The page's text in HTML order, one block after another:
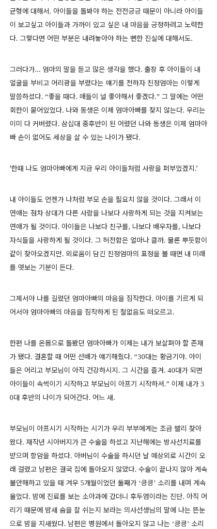
균형에 대해서. 아이들을 돌봐야 하는 전전긍긍 때문이 아니라 아이들
이 보고싶고 아이들과 가까이 있고 싶은 내 마음을 긍정하려고 노력한
다. 그렇다면 어떤 부분은 내려놓아야 하는 뻔한 진실에 대해서도.
그러다가... 엄마의 말을 듣고 많은 생각을 했다. 출장 후 아이들이 내
얼굴을 부비고 어리광을 부렸다는 얘기를 전하자 친정엄마는 이렇게
말씀하셨다. “좋을 때다. 애들이 널 좋아해서 좋겠다.” 그 말에는 어떤
회한이 묻어있었다. 나와 동생은 이제 엄마아빠를 찾지 않는다. 우리는
이미 다 커버렸다. 삼십대 중후반이 된 어렸던 나와 동생은 이제 엄마아
빠 손이 없어도 세상을 살 수 있는 나이가 됐다.
'한때 나도 엄마아빠에게 지금 우리 아이들처럼 사랑을 퍼부었겠지.'
내 아이들도 언젠가 나처럼 부모 손을 필요치 않을 것이다. 그래서 이
연애는 점차 상대가 다른 사람을 나보다 사랑하게 되는 것을 지켜보는
연애가 될 것이다. 아이들은 나보다 친구를, 나보다 배우자를, 나보다
자식들을 사랑하게 될 것이다. 그 허전함은 얼마나 클까. 물론 뿌듯함이
같이 찾아오겠지만. 외로움이 담긴 친정엄마의 표정을 볼 때면 내 미래
를 엿보는 기분이 든다.
그제서야 나를 길렀던 엄마아빠의 마음을 짐작한다. 아이를 기르게 되
어서야 엄마아빠의 마음을 짐작하게 된 철없음도 떠오르고.
한편 나를 온몸으로 돌봤던 엄마아빠가 이제는 내가 보살펴야 할 존재
가 됐다. 결혼할 때 어떤 선배가 얘기해줬다. “30대는 황금기야. 아이
들은 어리고 부모님이 아직 건강하시지. 그 시간을 즐겨. 40대가 되면
아이들이 속썩이기 시작하고 부모님이 아프기 시작하셔.” 이제 내가 3
0대 후반의 나이가 되어간다. 어느 새.
부모님이 아프시기 시작하는 시기가 우리 부부에게는 조금 빨리 찾아
왔다. 재작년 시아버지가 큰 수술을 하셨고 지난해에는 방사선치료를
받으며 항암을 하셨다. 아버님이 수술을 하시던 날 예상외로 시간이 오
래 걸렸고 남편은 결국 집에 돌아오지 않았다. 수술이 끝나지 않아 계속
불안해하고 있을 때 겨우 5개월이었던 둘째가 ‘킁킁’ 소리를 내며 계속
울었다. 밤에 진료를 보는 소아과에 갔더니 후두염이라는 진단. 아직 어
리기 때문에 밤새 숨을 잘 쉬는지 보라는 의사선생님의 말에 나는 뜬눈
으로 밤을 지새웠다. 남편은 병원에서 돌아오지 않고 나는 ‘킁킁’ 소리